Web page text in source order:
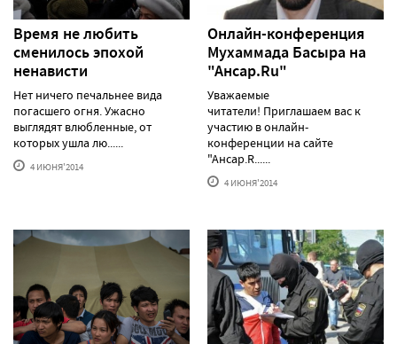
Время не любить
сменилось эпохой
ненависти
Нет ничего печальнее вида
погасшего огня. Ужасно
выглядят влюбленные, от
которых ушла лю......
4 ИЮНЯ'2014
Онлайн-конференция
Мухаммада Басыра на
"Ансар.Ru"
Уважаемые
читатели! Приглашаем вас к
участию в онлайн-
конференции на сайте
"Ансар.R......
4 ИЮНЯ'2014